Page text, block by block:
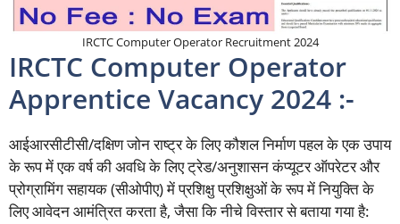
IRCTC Computer Operator Recruitment 2024
IRCTC Computer Operator
Apprentice Vacancy 2024 :-
आईआरसीटीसी/दक्षिण जोन राष्ट्र के लिए कौशल निर्माण पहल के एक उपाय
के रूप में एक वर्ष की अवधि के लिए ट्रेड/अनुशासन कंप्यूटर ऑपरेटर और
प्रोग्रामिंग सहायक (सीओपीए) में प्रशिक्षु प्रशिक्षुओं के रूप में नियुक्ति के
लिए आवेदन आमंत्रित करता है, जैसा कि नीचे विस्तार से बताया गया है: